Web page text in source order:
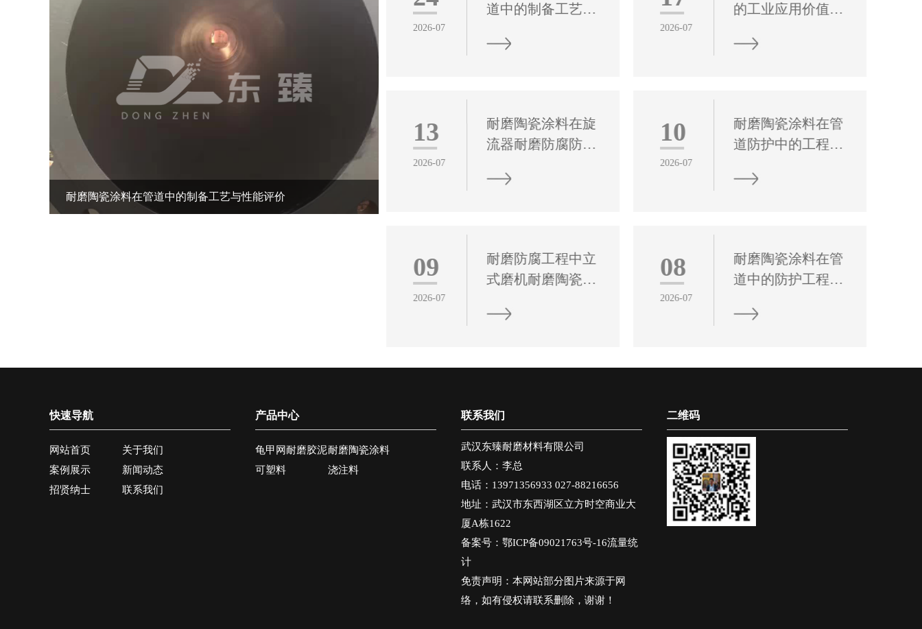
耐磨陶瓷涂料在管道中的制备工艺与性能评价
2026-07
道中的制备工艺与
耐磨陶瓷涂料是一
子树脂、特种助剂
复合而成的功能性
防护涂层材料，凭
管道系统抗磨损、
防腐蚀、提效能的
2026-07
的工业应用价值评
耐火材料作为炉管
构承重、抗蚀抗冲
刷、缓冲热应力等
多重关键作用，是
础。
13
2026-07
耐磨陶瓷涂料在旋
流器耐磨防腐防护
耐磨陶瓷涂料作为
中发挥着不可替代
的核心作用。碳化
硅纳米陶瓷涂层这
流器磨蚀失效问题
10
2026-07
耐磨陶瓷涂料在管
道防护中的工程应
耐磨陶瓷涂料作为
的核心方案，通用
型重防腐涂料凭借
优异的综合性能，
价值。
09
2026-07
耐磨防腐工程中立
式磨机耐磨陶瓷复
高强度、高负荷的
物料研磨作业任
务。耐磨陶瓷复合
衬板凭借优异的耐
磨防腐综合性能，
逐步替代传统金属
衬板、橡胶衬板，
体耐磨防腐工程改
造与新建项目的核
08
2026-07
耐磨陶瓷涂料在管
道中的防护工程应
耐磨陶瓷涂料作为
流体冲刷、颗粒磨
蚀及介质腐蚀协同
作用下，展现出突
出的耐磨减阻、防
腐抗渗与结构延寿
快速导航
网站首页
关于我们
案例展示
新闻动态
招贤纳士
联系我们
产品中心
龟甲网耐磨胶泥耐磨陶瓷涂料
可塑料
浇注料
联系我们
武汉东臻耐磨材料有限公司
联系人：李总
电话：13971356933 027-88216656
地址：武汉市东西湖区立方时空商业大
厦A栋1622
备案号： 鄂ICP备09021763号-16流量统
计
免责声明：本网站部分图片来源于网
络，如有侵权请联系删除，谢谢！
二维码